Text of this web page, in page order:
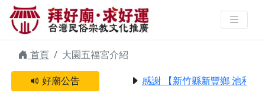
大園五福宮 | 拜好廟求好運 找到與
您有緣的信仰
首頁
大園五福宮介紹
好廟公告
感謝 【新竹縣新豐鄉 池和宮